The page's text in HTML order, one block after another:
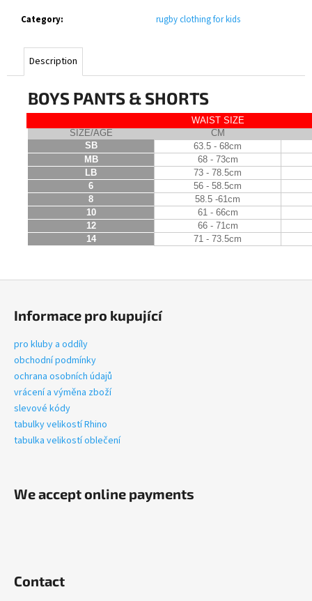
Category: rugby clothing for kids
Description
BOYS PANTS & SHORTS
WAIST SIZE
SIZE/AGE
CM
SB
63.5 - 68cm
MB
68 - 73cm
LB
73 - 78.5cm
6
56 - 58.5cm
8
58.5 -61cm
10
61 - 66cm
12
66 - 71cm
14
71 - 73.5cm
CONTACT
TOP
JUNIOR
BLACK
€43
Informace pro kupující
pro kluby a oddíly
obchodní podmínky
ochrana osobních údajů
vrácení a výměna zboží
slevové kódy
tabulky velikostí Rhino
tabulka velikostí oblečení
We accept online payments
Contact